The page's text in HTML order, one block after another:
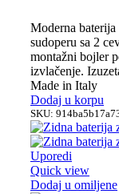
Moderna
sudoperu sa 2
montažni bojler
izvlačenje.
Made in Italy
Dodaj u korpu
SKU:
Uporedi
Quick view
Dodaj u omiljene